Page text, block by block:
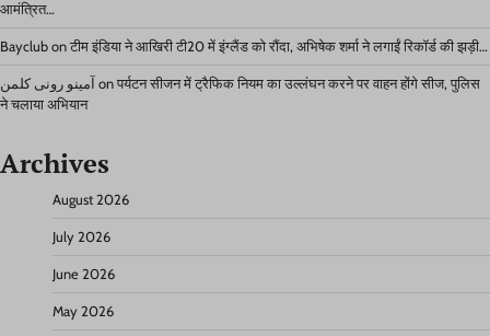
आमंत्रित…
Bayclub on टीम इंडिया ने आखिरी टी20 में इंग्लैंड को रौंदा, अभिषेक शर्मा ने लगाईं रिकॉर्ड की झड़ी…
آمینو رونی کلمن on पर्यटन सीजन में ट्रैफिक नियम का उल्लंघन करने पर वाहन होंगे सीज, पुलिस
ने चलाया अभियान
Archives
August 2026
July 2026
June 2026
May 2026